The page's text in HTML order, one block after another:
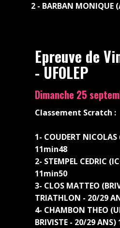
2 - BARBAN MONIQUE
Epreuve de
- UFOLEP
Dimanche 25
Classement Scratch :
1- COUDERT
11min48
2- STEMPEL CEDRIC
11min50
3- CLOS MATTEO
TRIATHLON - 20/29
4- CHAMBON THEO
BRIVISTE - 20/29